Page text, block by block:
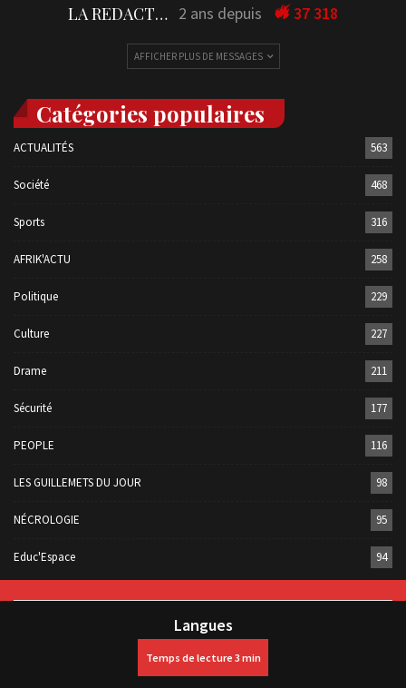
LA REDACTION 2 ans depuis 37 318
AFFICHER PLUS DE MESSAGES
Catégories populaires
ACTUALITÉS 563
Société 468
Sports 316
AFRIK'ACTU 258
Politique 229
Culture 227
Drame 211
Sécurité 177
PEOPLE 116
LES GUILLEMETS DU JOUR 98
NÉCROLOGIE 95
Educ'Espace 94
Langues